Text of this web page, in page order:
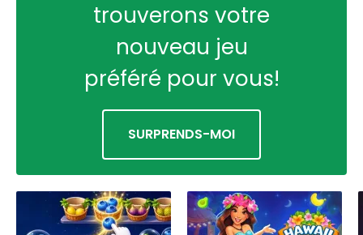
trouverons votre
nouveau jeu
préféré pour vous!
SURPRENDS-MOI